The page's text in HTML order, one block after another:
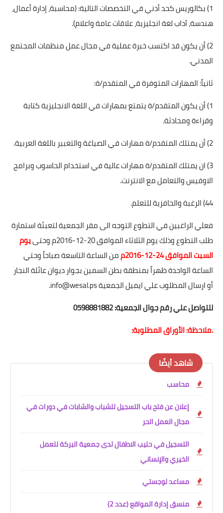
1) بكالوريس كحد أدني في التخصصات التالية: (محاسبة، إدارة أعمال،
هندسة، آداب لغة انجليزية، علاقات عامة واعلام).
2) أن يكون قد اكتسب خبرة عملية في مجال عمل منظمات المجتمع
المدني.
ثانياً: المهارات المتوفرة في المتقدم/ة:
1) أن يكون المتقدم/ة يتمتع بمهارات في اللغة الانجليزية كتابة
وقراءة ومحادثة.
2) أن يمتلك المتقدم/ة مهارات في الصياغة والتعبير باللغة العربية.
3) ان يمتلك المتقدم/ة مهارات عالية في استخدام الحاسوب وبرامج
الاوفيس والتعامل مع الانترنت.
44) الرغبة والحافزية للتعلم.
فعلي الراغبين في التطوع التوجه الى مقر الجمعية لتعبئة استمارة
طلب التطوع وذلك يوم الثلاثاء الموافق 20-12-2016م وحتى
يوم
السبت الموافق 24-12-2016م
من الساعة التاسعة صباحاً وحتي
الساعة الواحدة ظهراً بمنطقة بطن السمين بجوار ديوان عائلة النجار
أو ارسال المطلوب علي ايميل الجمعية info@wesal.ps.
للتواصل علي رقم جوال الجمعية: 0598881882
.ملاحظة: الأوراق المطلوبة:
شاهد أيضًا
محاسب
إعلان عن فتح باب التسجيل للشباب والشابات في دورات في
مجال العمل الحر
التسجيل في حليب الاطفال لدى جمعية البركة للعمل
الخيري والإنساني
مساعد لوجستي
منسق إدارة المواقع (عدد 2)